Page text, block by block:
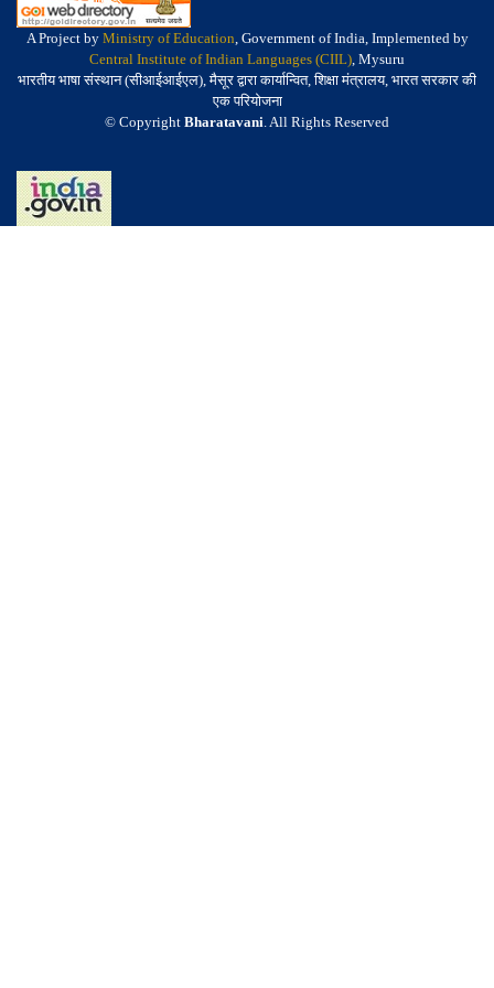
A Project by Ministry of Education, Government of India, Implemented by
Central Institute of Indian Languages (CIIL), Mysuru
भारतीय भाषा संस्थान (सीआईआईएल), मैसूर द्वारा कार्यान्वित, शिक्षा मंत्रालय, भारत सरकार की
एक परियोजना
© Copyright Bharatavani. All Rights Reserved